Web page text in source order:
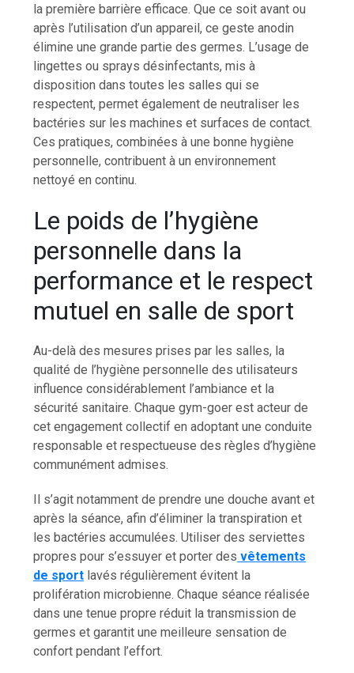
la première barrière efficace. Que ce soit avant ou
après l’utilisation d’un appareil, ce geste anodin
élimine une grande partie des germes. L’usage de
lingettes ou sprays désinfectants, mis à
disposition dans toutes les salles qui se
respectent, permet également de neutraliser les
bactéries sur les machines et surfaces de contact.
Ces pratiques, combinées à une bonne hygiène
personnelle, contribuent à un environnement
nettoyé en continu.
Le poids de l’hygiène
personnelle dans la
performance et le respect
mutuel en salle de sport
Au-delà des mesures prises par les salles, la
qualité de l’hygiène personnelle des utilisateurs
influence considérablement l’ambiance et la
sécurité sanitaire. Chaque gym-goer est acteur de
cet engagement collectif en adoptant une conduite
responsable et respectueuse des règles d’hygiène
communément admises.
Il s’agit notamment de prendre une douche avant et
après la séance, afin d’éliminer la transpiration et
les bactéries accumulées. Utiliser des serviettes
propres pour s’essuyer et porter des vêtements
de sport lavés régulièrement évitent la
prolifération microbienne. Chaque séance réalisée
dans une tenue propre réduit la transmission de
germes et garantit une meilleure sensation de
confort pendant l’effort.